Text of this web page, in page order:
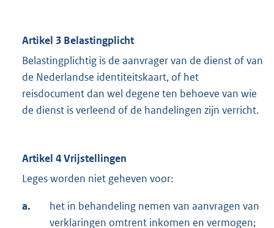
Artikel 3 Belastingplicht
Belastingplichtig is de aanvrager van de dienst of van
de Nederlandse identiteitskaart, of het
reisdocument dan wel degene ten behoeve van wie
de dienst is verleend of de handelingen zijn verricht.
Artikel 4 Vrijstellingen
Leges worden niet geheven voor:
a.
het in behandeling nemen van aanvragen van
verklaringen omtrent inkomen en vermogen;